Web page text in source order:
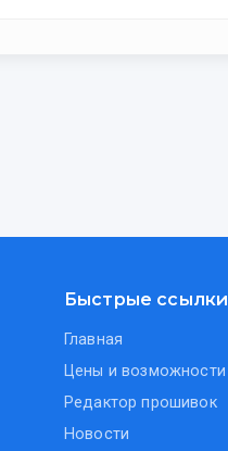
Быстрые ссылки
Главная
Цены и возможности
Редактор прошивок
Новости